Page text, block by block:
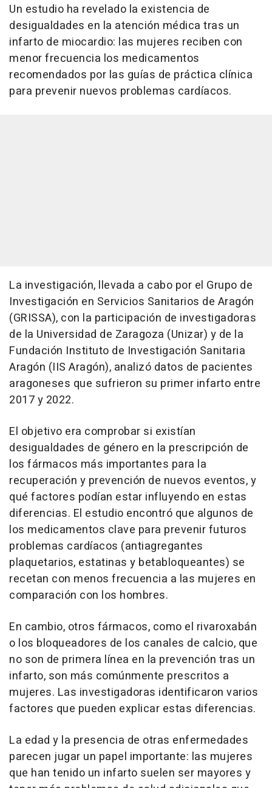
Un estudio ha revelado la existencia de
desigualdades en la atención médica tras un
infarto de miocardio: las mujeres reciben con
menor frecuencia los medicamentos
recomendados por las guías de práctica clínica
para prevenir nuevos problemas cardíacos.
La investigación, llevada a cabo por el Grupo de
Investigación en Servicios Sanitarios de Aragón
(GRISSA), con la participación de investigadoras
de la Universidad de Zaragoza (Unizar) y de la
Fundación Instituto de Investigación Sanitaria
Aragón (IIS Aragón), analizó datos de pacientes
aragoneses que sufrieron su primer infarto entre
2017 y 2022.
El objetivo era comprobar si existían
desigualdades de género en la prescripción de
los fármacos más importantes para la
recuperación y prevención de nuevos eventos, y
qué factores podían estar influyendo en estas
diferencias. El estudio encontró que algunos de
los medicamentos clave para prevenir futuros
problemas cardíacos (antiagregantes
plaquetarios, estatinas y betabloqueantes) se
recetan con menos frecuencia a las mujeres en
comparación con los hombres.
En cambio, otros fármacos, como el rivaroxabán
o los bloqueadores de los canales de calcio, que
no son de primera línea en la prevención tras un
infarto, son más comúnmente prescritos a
mujeres. Las investigadoras identificaron varios
factores que pueden explicar estas diferencias.
La edad y la presencia de otras enfermedades
parecen jugar un papel importante: las mujeres
que han tenido un infarto suelen ser mayores y